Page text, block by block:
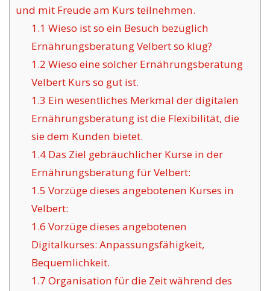
und mit Freude am Kurs teilnehmen.
1.1 Wieso ist so ein Besuch bezüglich
Ernährungsberatung Velbert so klug?
1.2 Wieso eine solcher Ernährungsberatung
Velbert Kurs so gut ist.
1.3 Ein wesentliches Merkmal der digitalen
Ernährungsberatung ist die Flexibilität, die
sie dem Kunden bietet.
1.4Das Ziel gebräuchlicher Kurse in der
Ernährungsberatung für Velbert:
1.5 Vorzüge dieses angebotenen Kurses in
Velbert:
1.6 Vorzüge dieses angebotenen
Digitalkurses: Anpassungsfähigkeit,
Bequemlichkeit.
1.7 Organisation für die Zeit während des